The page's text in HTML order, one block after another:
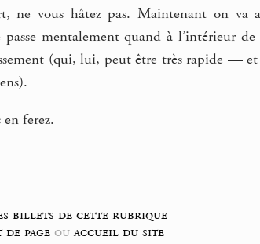
ne vous hâtez pas. Maintenant on va
mentalement quand à l’intérieur
(qui, lui, peut être très rapide — et
ferez.
billets de cette rubrique
pageouaccueil du site